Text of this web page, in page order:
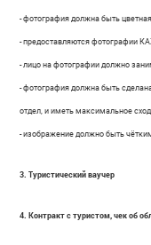
- фотография должна быть
- предоставляются фотографии
- лицо на фотографии должно
- фотография должна быть
отдел, и иметь максимальное
- изображение должно быть
3. Туристический ваучер
4. Контракт с туристом, чек об